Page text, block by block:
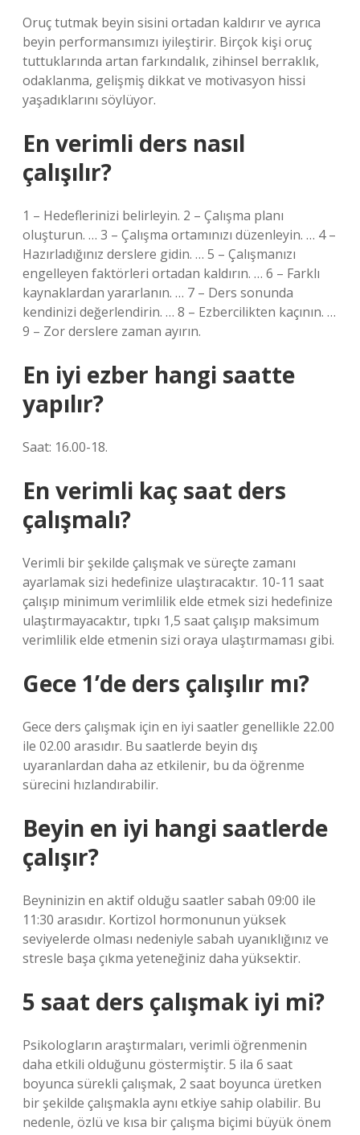
Oruç tutmak beyin sisini ortadan kaldırır ve ayrıca
beyin performansımızı iyileştirir. Birçok kişi oruç
tuttuklarında artan farkındalık, zihinsel berraklık,
odaklanma, gelişmiş dikkat ve motivasyon hissi
yaşadıklarını söylüyor.
En verimli ders nasıl
çalışılır?
1 – Hedeflerinizi belirleyin. 2 – Çalışma planı
oluşturun. … 3 – Çalışma ortamınızı düzenleyin. … 4 –
Hazırladığınız derslere gidin. … 5 – Çalışmanızı
engelleyen faktörleri ortadan kaldırın. … 6 – Farklı
kaynaklardan yararlanın. … 7 – Ders sonunda
kendinizi değerlendirin. … 8 – Ezbercilikten kaçının. …
9 – Zor derslere zaman ayırın.
En iyi ezber hangi saatte
yapılır?
Saat: 16.00-18.
En verimli kaç saat ders
çalışmalı?
Verimli bir şekilde çalışmak ve süreçte zamanı
ayarlamak sizi hedefinize ulaştıracaktır. 10-11 saat
çalışıp minimum verimlilik elde etmek sizi hedefinize
ulaştırmayacaktır, tıpkı 1,5 saat çalışıp maksimum
verimlilik elde etmenin sizi oraya ulaştırmaması gibi.
Gece 1’de ders çalışılır mı?
Gece ders çalışmak için en iyi saatler genellikle 22.00
ile 02.00 arasıdır. Bu saatlerde beyin dış
uyaranlardan daha az etkilenir, bu da öğrenme
sürecini hızlandırabilir.
Beyin en iyi hangi saatlerde
çalışır?
Beyninizin en aktif olduğu saatler sabah 09:00 ile
11:30 arasıdır. Kortizol hormonunun yüksek
seviyelerde olması nedeniyle sabah uyanıklığınız ve
stresle başa çıkma yeteneğiniz daha yüksektir.
5 saat ders çalışmak iyi mi?
Psikologların araştırmaları, verimli öğrenmenin
daha etkili olduğunu göstermiştir. 5 ila 6 saat
boyunca sürekli çalışmak, 2 saat boyunca üretken
bir şekilde çalışmakla aynı etkiye sahip olabilir. Bu
nedenle, özlü ve kısa bir çalışma biçimi büyük önem